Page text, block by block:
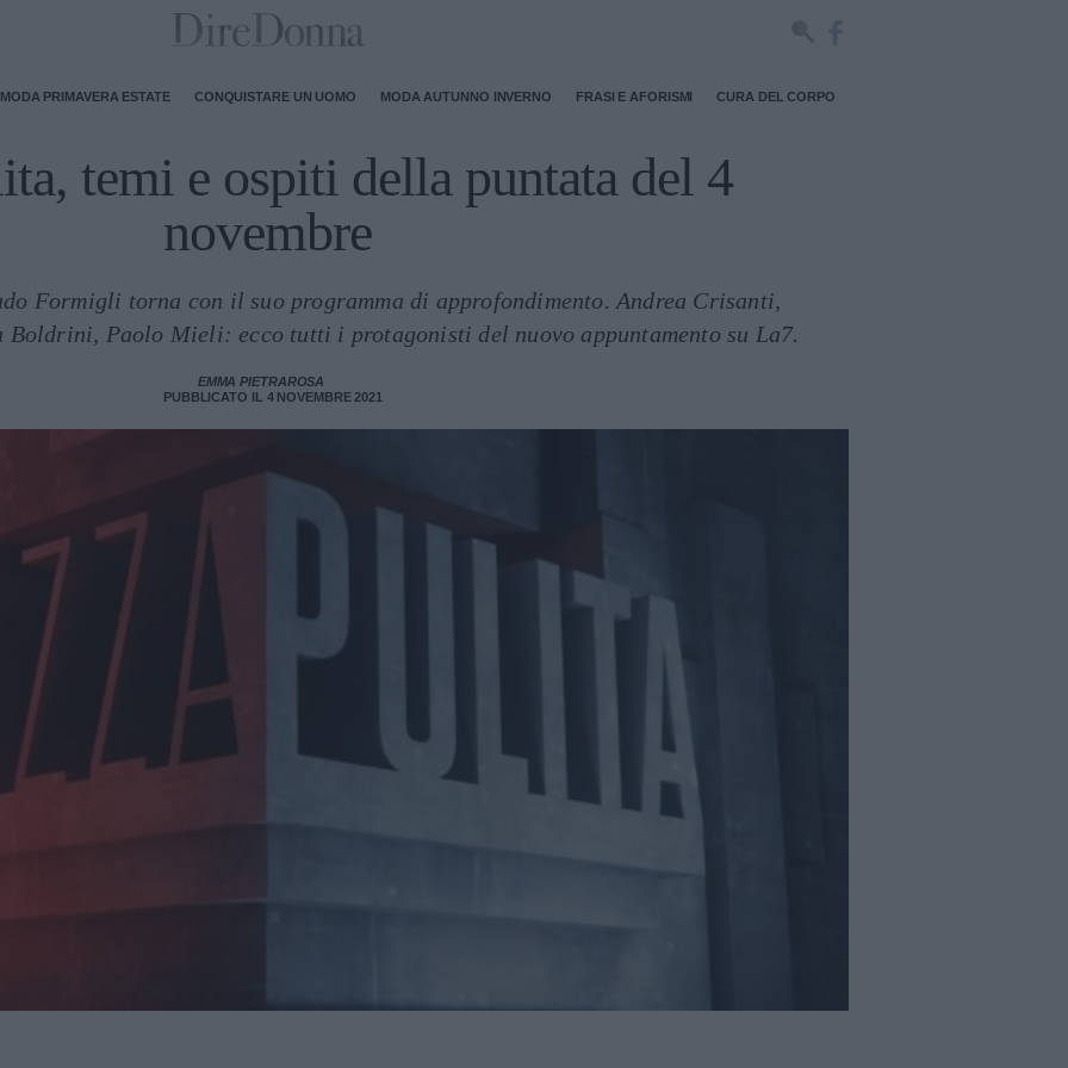
MODA PRIMAVERA ESTATE CONQUISTARE UN UOMO MODA AUTUNNO INVERNO FRASI E AFORISMI CURA DEL CORPO
temi e ospiti della puntata del 4
novembre
Formigli torna con il suo programma di approfondimento. Andrea Crisanti,
Paolo Mieli: ecco tutti i protagonisti del nuovo appuntamento su La7.
EMMA PIETRAROSA
PUBBLICATO IL 4 NOVEMBRE 2021